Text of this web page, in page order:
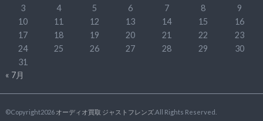
3
4 5 6 7 8
9
10
11 12 13 14 15
16
17
18 19 20 21 22
23
24
25 26 27 28 29
30
31
« 7月
©Copyright2026 オーディオ買取 ジャストフレンズ.All Rights Reserved.